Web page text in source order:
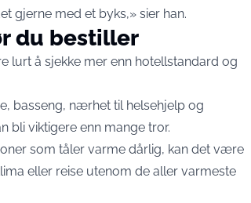
gjerne med et byks,» sier han.
du bestiller
lurt å sjekke mer enn hotellstandard og
basseng, nærhet til helsehjelp og
bli viktigere enn mange tror.
som tåler varme dårlig, kan det være
eller reise utenom de aller varmeste